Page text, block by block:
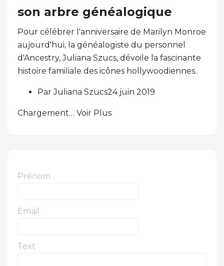
son arbre généalogique
Pour célébrer l'anniversaire de Marilyn Monroe
aujourd'hui, la généalogiste du personnel
d'Ancestry, Juliana Szucs, dévoile la fascinante
histoire familiale des icônes hollywoodiennes..
Par Juliana Szucs24 juin 2019
Chargement… Voir Plus
Prénom
Email
Text